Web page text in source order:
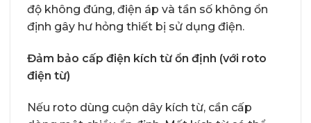
độ không đúng, điện áp và tần số không ổn
định gây hư hỏng thiết bị sử dụng điện.
Đảm bảo cấp điện kích từ ổn định (với roto
điện từ)
Nếu roto dùng cuộn dây kích từ, cần cấp